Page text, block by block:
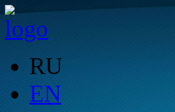
RU
EN